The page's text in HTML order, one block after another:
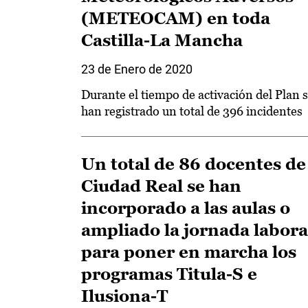
(METEOCAM) en toda
Castilla-La Mancha
23 de Enero de 2020
Durante el tiempo de activación del Plan
han registrado un total de 396 incidentes
Un total de 86 docentes de
Ciudad Real se han
incorporado a las aulas o
ampliado la jornada
para poner en marcha los
programas Titula-S e
Ilusiona-T